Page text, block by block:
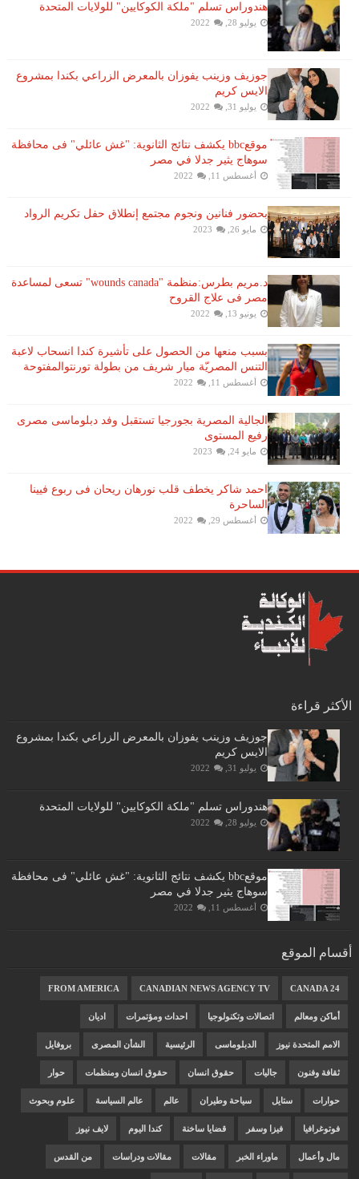
هندوراس تسلم "ملكة الكوكايين" للولايات المتحدة
يوليو 28, 2022
جوزيف وزينب يفوزان بالمعرض الزراعي بكندا بمشروع
الايس كريم
يوليو 31, 2022
موقعbbc يكشف نتائج الثانوية: "غش عائلي" فى محافظة
سوهاج يثير جدلا في مصر
أغسطس 11, 2022
بحضور فنانين ونجوم مجتمع إنطلاق حفل تكريم الرواد
مايو 26, 2023
د.مريم بطرس:منظمة "wounds canada" تسعى لمساعدة
مصر فى علاج القروح
يونيو 13, 2022
بسبب منعها من الحصول على تأشيرة كندا انسحاب لاعبة ​
التنس​ المصريّة ​ميار شريف​ من بطولة ​تورنتو​المفتوحة
أغسطس 11, 2022
الجالية المصرية بجورجيا تستقبل وفد دبلوماسى مصرى
رفيع المستوى
مايو 24, 2023
احمد شاكر يخطف قلب نورهان ريحان فى ربوع فيينا
الساحرة
أغسطس 29, 2022
الأكثر قراءة
جوزيف وزينب يفوزان بالمعرض الزراعي بكندا بمشروع
الايس كريم
يوليو 31, 2022
هندوراس تسلم "ملكة الكوكايين" للولايات المتحدة
يوليو 28, 2022
موقعbbc يكشف نتائج الثانوية: "غش عائلي" فى محافظة
سوهاج يثير جدلا في مصر
أغسطس 11, 2022
أقسام الموقع
CANADA 24
CANADIAN NEWS AGENCY TV
FROM AMERICA
أماكن ومعالم اتصالات وتكنولوجيا احداث ومؤتمرات اديان
الامم المتحدة نيوز الدبلوماسى الرئيسية الشأن المصرى بروفايل
ثقافة وفنون جاليات حقوق انسان حقوق انسان ومنظمات حوار
حوارات ستايل سياحة وطيران عالم عالم السياسة علوم وبحوث
فوتوغرافيا فيزا وسفر قضايا ساخنة كندا اليوم لايف نيوز
مال وأعمال ماوراء الخبر مقالات مقالات ودراسات من القدس